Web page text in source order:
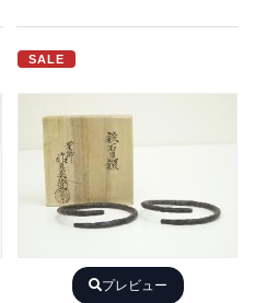
SALE
プレビュー